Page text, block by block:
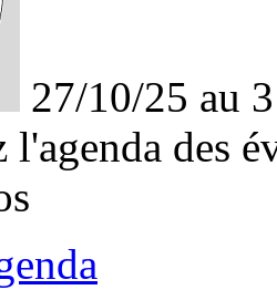
27/10/25 au
l'agenda des